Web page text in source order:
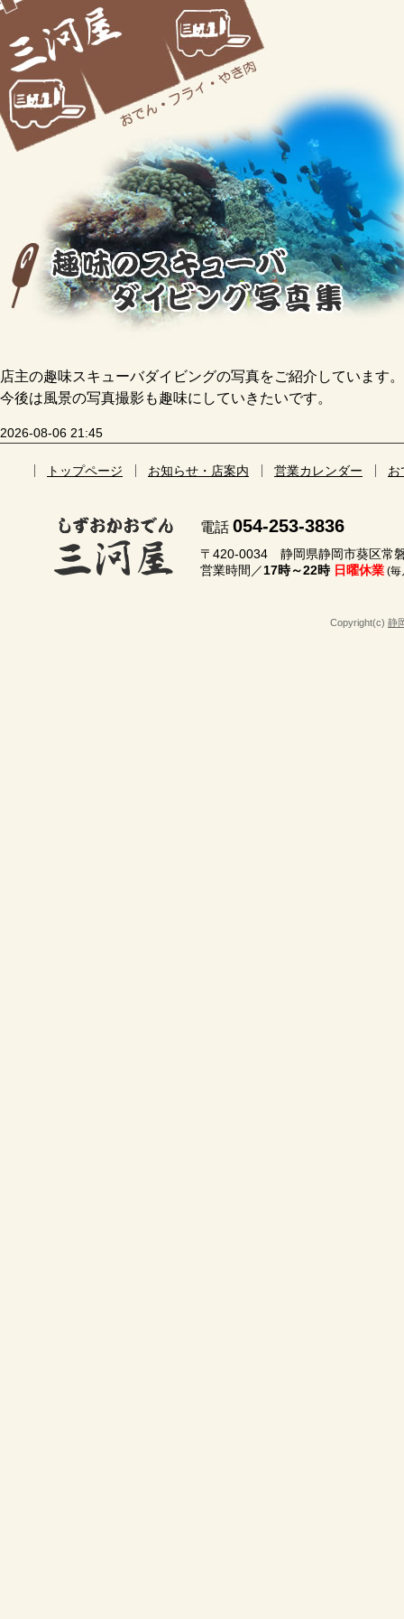
店主の趣味スキューバダイビングの写真をご紹介しています。
今後は風景の写真撮影も趣味にしていきたいです。
2026-08-06 21:45
トップページ お知らせ・店案内 営業カレンダー お
電話 054-253-3836
〒420-0034 静岡県静岡市葵区常
営業時間／17時～22時 日曜休業 (毎
Copyright(c) 静